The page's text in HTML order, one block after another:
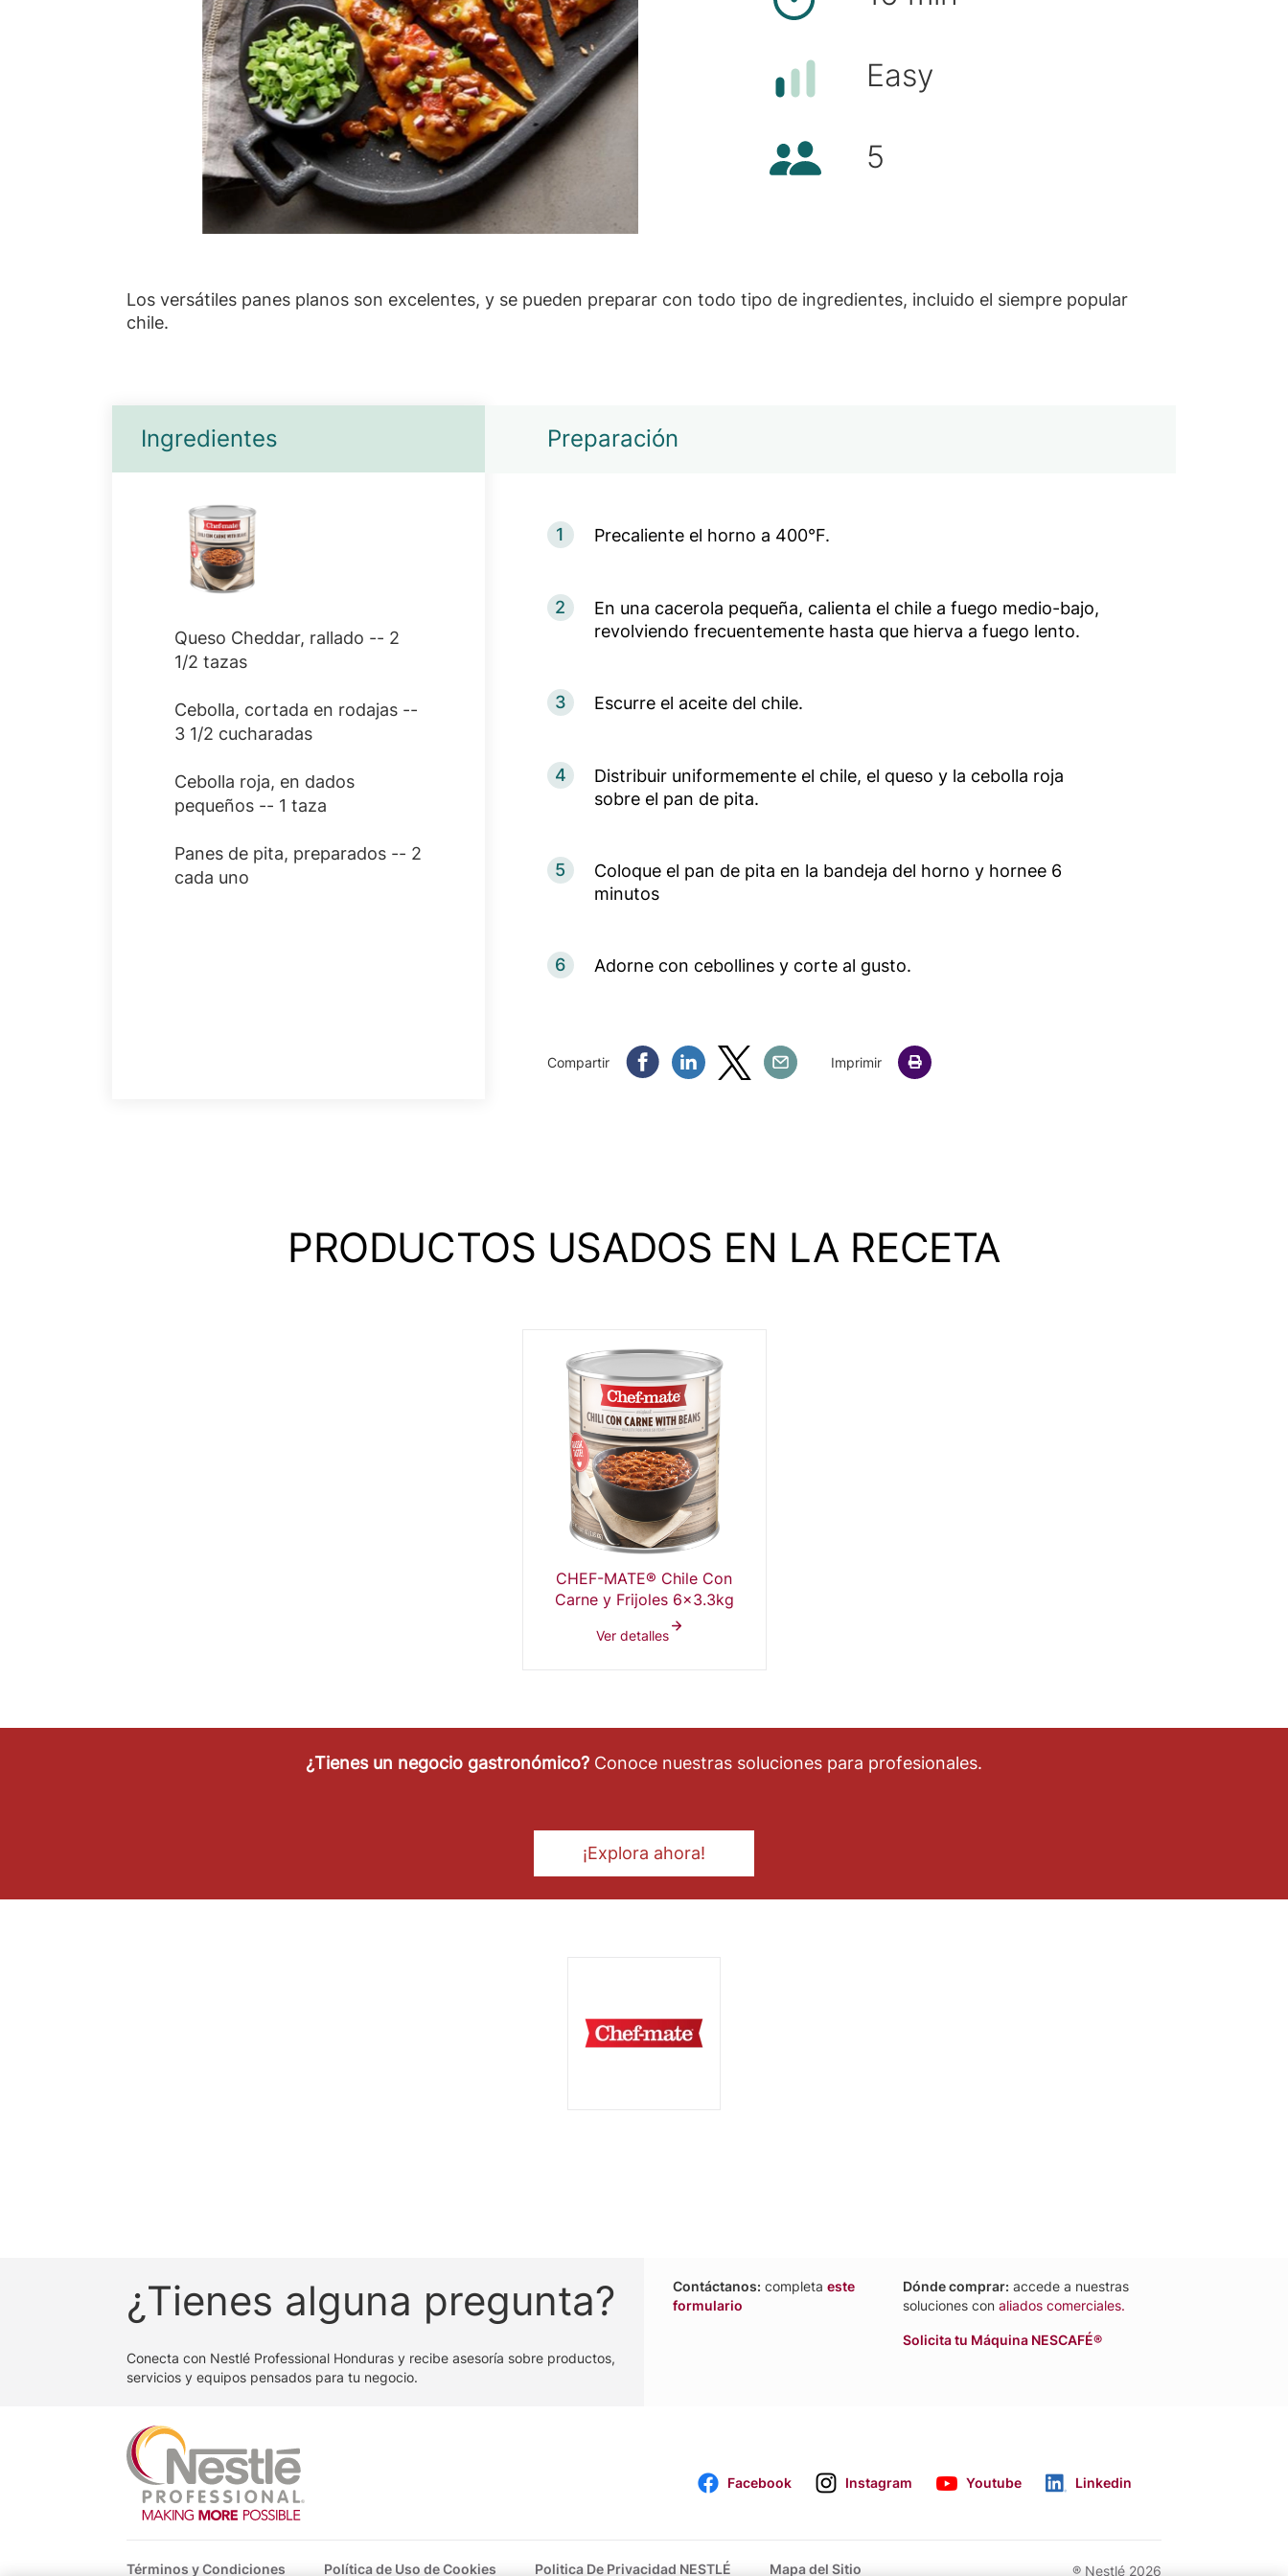
Dificultad
Easy
Cantidad de porciones
5
Los versátiles panes planos son excelentes, y se pueden preparar con todo tipo de ingredientes, incluido el siempre popular
chile.
Ingredientes
Queso Cheddar, rallado -- 2
1/2 tazas
Cebolla, cortada en rodajas --
3 1/2 cucharadas
Cebolla roja, en dados
pequeños -- 1 taza
Panes de pita, preparados -- 2
cada uno
Preparación
1 Precaliente el horno a 400°F.
2
En una cacerola pequeña, calienta el chile a fuego medio-bajo,
revolviendo frecuentemente hasta que hierva a fuego lento.
3 Escurre el aceite del chile.
4
Distribuir uniformemente el chile, el queso y la cebolla roja
sobre el pan de pita.
5
Coloque el pan de pita en la bandeja del horno y hornee 6
minutos
6 Adorne con cebollines y corte al gusto.
Compartir Compartir Facebook
Compartir Linkedin
Compartir Twitter
Compartir Email
Imprimir
PRODUCTOS USADOS EN LA RECETA
CHEF-MATE® Chile Con
Carne y Frijoles 6x3.3kg
Ver detalles
¿Tienes un negocio gastronómico? Conoce nuestras soluciones para profesionales.
¡Explora ahora!
¿Tienes alguna pregunta?
Conecta con Nestlé Professional Honduras y recibe asesoría sobre productos,
servicios y equipos pensados para tu negocio.
Contáctanos: completa este
formulario
Dónde comprar: accede a nuestras
soluciones con aliados comerciales.
Solicita tu Máquina NESCAFÉ®
Facebook Instagram Youtube Linkedin
Footer
Términos y Condiciones Política de Uso de Cookies Politica De Privacidad NESTLÉ Mapa del Sitio ® Nestlé 2026